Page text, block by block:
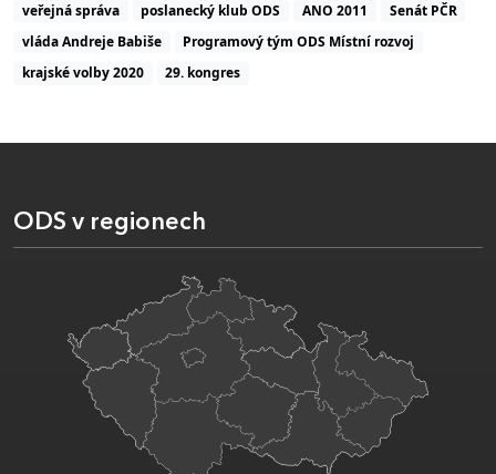
veřejná správa
poslanecký klub ODS ANO 2011
Senát PČR
vláda Andreje Babiše
Programový tým ODS Místní rozvoj
krajské volby 2020
29. kongres
ODS v regionech